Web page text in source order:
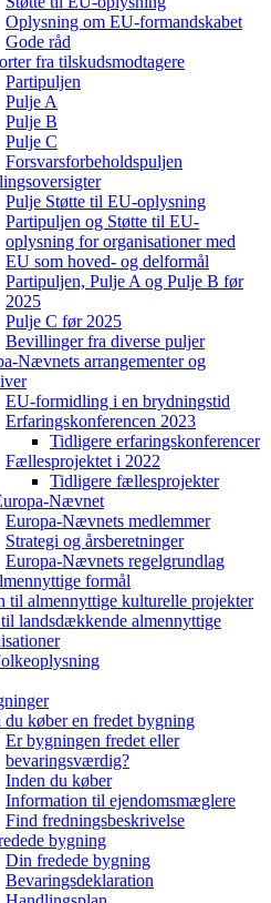
Oplysning om EU-formandskabet
Gode råd
fra tilskudsmodtagere
Partipuljen
Pulje A
Pulje B
Pulje C
Forsvarsforbeholdspuljen
Pulje Støtte til EU-oplysning
Partipuljen og Støtte til EU-
oplysning for organisationer med
EU som hoved- og delformål
Partipuljen, Pulje A og Pulje B før
2025
Pulje C før 2025
Bevillinger fra diverse puljer
Nævnets arrangementer og
EU-formidling i en brydningstid
Erfaringskonferencen 2023
Tidligere erfaringskonferencer
Fællesprojektet i 2022
Tidligere fællesprojekter
Nævnet
Europa-Nævnets medlemmer
Strategi og årsberetninger
Europa-Nævnets regelgrundlag
formål
til almennyttige kulturelle projekter
landsdækkende almennyttige
du køber en fredet bygning
Er bygningen fredet eller
bevaringsværdig?
Inden du køber
Information til ejendomsmæglere
Find fredningsbeskrivelse
bygning
Din fredede bygning
Bevaringsdeklaration